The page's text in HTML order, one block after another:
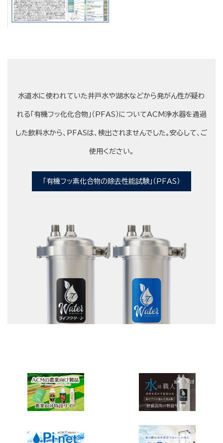
水道水に使われていた井戸水や湖水などから発がん性が疑わ
れる「有機フッ化化合物」（PFAS）についてACM浄水器を通過
した飲料水から、PFASは、検出されませんでした。安心して、ご
使用ください。
「有機フッ素化合物の除去性能試験」（PFAS）